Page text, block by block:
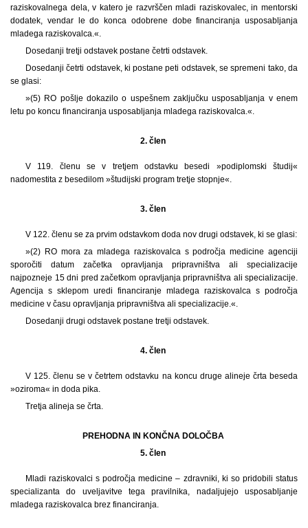
raziskovalnega dela, v katero je razvrščen mladi raziskovalec, in mentorski
dodatek, vendar le do konca odobrene dobe financiranja usposabljanja
mladega raziskovalca.«.
Dosedanji tretji odstavek postane četrti odstavek.
Dosedanji četrti odstavek, ki postane peti odstavek, se spremeni tako, da
se glasi:
»(5) RO pošlje dokazilo o uspešnem zaključku usposabljanja v enem
letu po koncu financiranja usposabljanja mladega raziskovalca.«.
2. člen
V 119. členu se v tretjem odstavku besedi »podiplomski študij«
nadomestita z besedilom »študijski program tretje stopnje«.
3. člen
V 122. členu se za prvim odstavkom doda nov drugi odstavek, ki se glasi:
»(2) RO mora za mladega raziskovalca s področja medicine agenciji
sporočiti datum začetka opravljanja pripravništva ali specializacije
najpozneje 15 dni pred začetkom opravljanja pripravništva ali specializacije.
Agencija s sklepom uredi financiranje mladega raziskovalca s področja
medicine v času opravljanja pripravništva ali specializacije.«.
Dosedanji drugi odstavek postane tretji odstavek.
4. člen
V 125. členu se v četrtem odstavku na koncu druge alineje črta beseda
»oziroma« in doda pika.
Tretja alineja se črta.
PREHODNA IN KONČNA DOLOČBA
5. člen
Mladi raziskovalci s področja medicine – zdravniki, ki so pridobili status
specializanta do uveljavitve tega pravilnika, nadaljujejo usposabljanje
mladega raziskovalca brez financiranja.